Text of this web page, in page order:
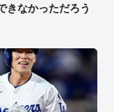
きなかっただろう